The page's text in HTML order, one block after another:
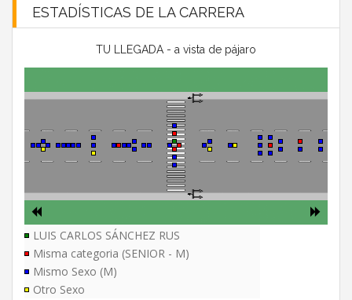
ESTADÍSTICAS DE LA CARRERA
TU LLEGADA - a vista de pájaro
LUIS CARLOS SÁNCHEZ RUS
Misma categoria (SENIOR - M)
Mismo Sexo (M)
Otro Sexo